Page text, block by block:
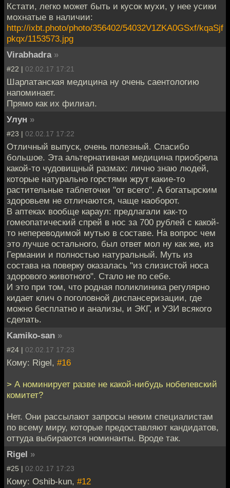
Кстати, легко может быть и кусок мухи, у нее усики
мохнатые в наличии:
http://ixbt.photo/photo/356402/54032V1ZKA0GSxf/kqaSjf
pkqx/1153573.jpg
Virabhadra »
#22 | 02.02.17 17:21
Шарлатанская медицина ну очень саентологию
напоминает.
Прямо как их филиал.
Улун »
#23 | 02.02.17 17:22
Отличный выпуск, очень полезный. Спасибо
большое. Эта альтернативная медицина приобрела
какой-то чудовищный размах: лично знаю людей,
которые натурально горстями жрут какие-то
растительные таблеточки "от всего". А богатырским
здоровьем не отличаются, чаще наоборот.
В аптеках вообще караул: предлагали как-то
гомеопатический спрей в нос за 700 рублей с какой-
то непереводимой мутью в составе. На вопрос чем
это лучше остального, был ответ мол ну как же, из
Германии и полностью натуральный. Муть из
состава на поверку оказалась "из слизистой носа
здорового животного". Стало не по себе.
И это при том, что родная поликлиника регулярно
кидает клич о поголовной диспансеризации, где
можно бесплатно и анализы, и ЭКГ, и УЗИ всякого
сделать.
Kamiko-san »
#24 | 02.02.17 17:23
Кому: Rigel, #16
> А номинирует разве не какой-нибудь нобелевский
комитет?
Нет. Они рассылают запросы неким специалистам
по всему миру, которые предоставляют кандидатов,
оттуда выбираются номинанты. Вроде так.
Rigel »
#25 | 02.02.17 17:23
Кому: Oshib-kun, #12